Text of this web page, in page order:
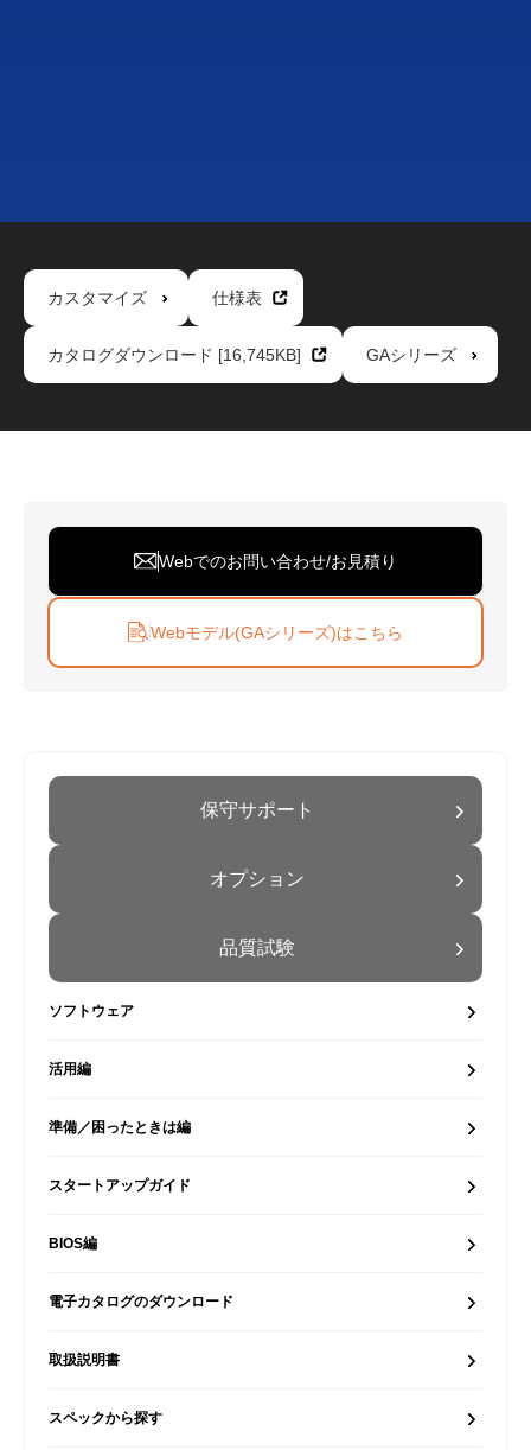
カスタマイズ 仕様表
カタログダウンロード [16,745KB] GAシリーズ
Webでのお問い合わせ/お見積り
Webモデル(GAシリーズ)はこちら
保守サポート
オプション
品質試験
ソフトウェア
活用編
準備／困ったときは編
スタートアップガイド
BIOS編
電子カタログのダウンロード
取扱説明書
スペックから探す